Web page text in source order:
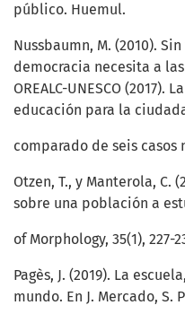
público. Huemul.
Nussbaumn, M. (2010).
democracia necesita a
OREALC-UNESCO
educación para la
comparado de seis casos
Otzen, T., y Manterola, C.
sobre una población a
of Morphology, 35(1), 227-
Pagès, J. (2019). La
mundo. En J. Mercado, S.